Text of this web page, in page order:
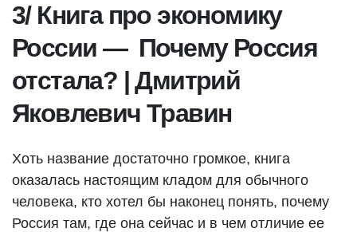
3/ Книга про экономику
России — Почему Россия
отстала? | Дмитрий
Яковлевич Травин
Хоть название достаточно громкое, книга
оказалась настоящим кладом для обычного
человека, кто хотел бы наконец понять, почему
Россия там, где она сейчас и в чем отличие ее